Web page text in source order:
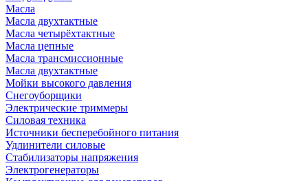
Масла
Масла двухтактные
Масла четырёхтактные
Масла цепные
Масла трансмиссионные
Масла двухтактные
Мойки высокого давления
Снегоуборщики
Электрические триммеры
Силовая техника
Источники бесперебойного питания
Удлинители силовые
Стабилизаторы напряжения
Электрогенераторы